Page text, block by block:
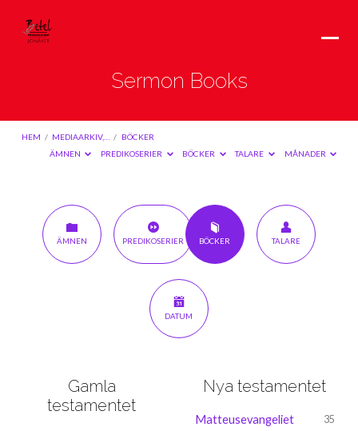
Sermon Books
HEM / MEDIAARKIV,… / BÖCKER
ÄMNEN
PREDIKOSERIER BÖCKER TALARE MÅNADER
Sermon
Books
ÄMNEN PREDIKOSERIER BÖCKER TALARE
DATUM
Gamla
testamentet
Nya testamentet
Matteusevangeliet 35